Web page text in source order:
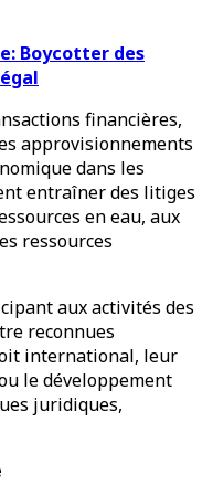
Boycotter des
financières,
approvisionnements
dans les
entraîner des litiges
en eau, aux
ressources
aux activités des
reconnues
international, leur
le développement
juridiques,